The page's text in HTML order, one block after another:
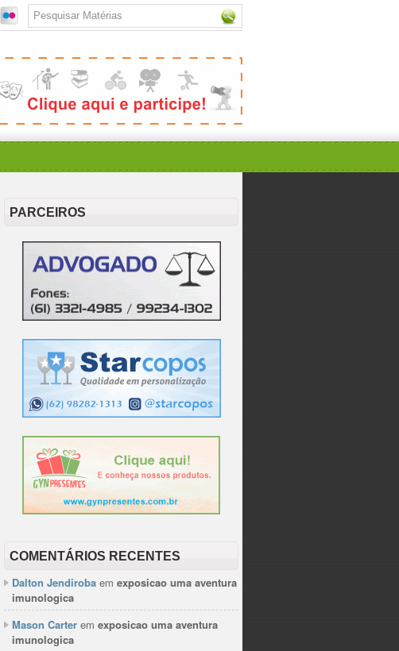
PARCEIROS
COMENTÁRIOS RECENTES
Dalton Jendiroba em exposicao uma aventura
imunologica
Mason Carter em exposicao uma aventura
imunologica